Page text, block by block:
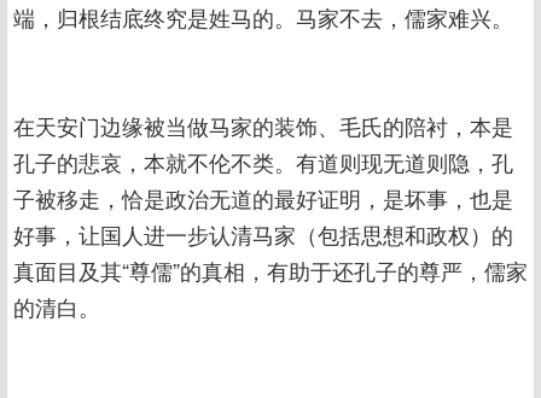
端，归根结底终究是姓马的。马家不去，儒家难兴。
在天安门边缘被当做马家的装饰、毛氏的陪衬，本是
孔子的悲哀，本就不伦不类。有道则现无道则隐，孔
子被移走，恰是政治无道的最好证明，是坏事，也是
好事，让国人进一步认清马家（包括思想和政权）的
真面目及其“尊儒”的真相，有助于还孔子的尊严，儒家
的清白。